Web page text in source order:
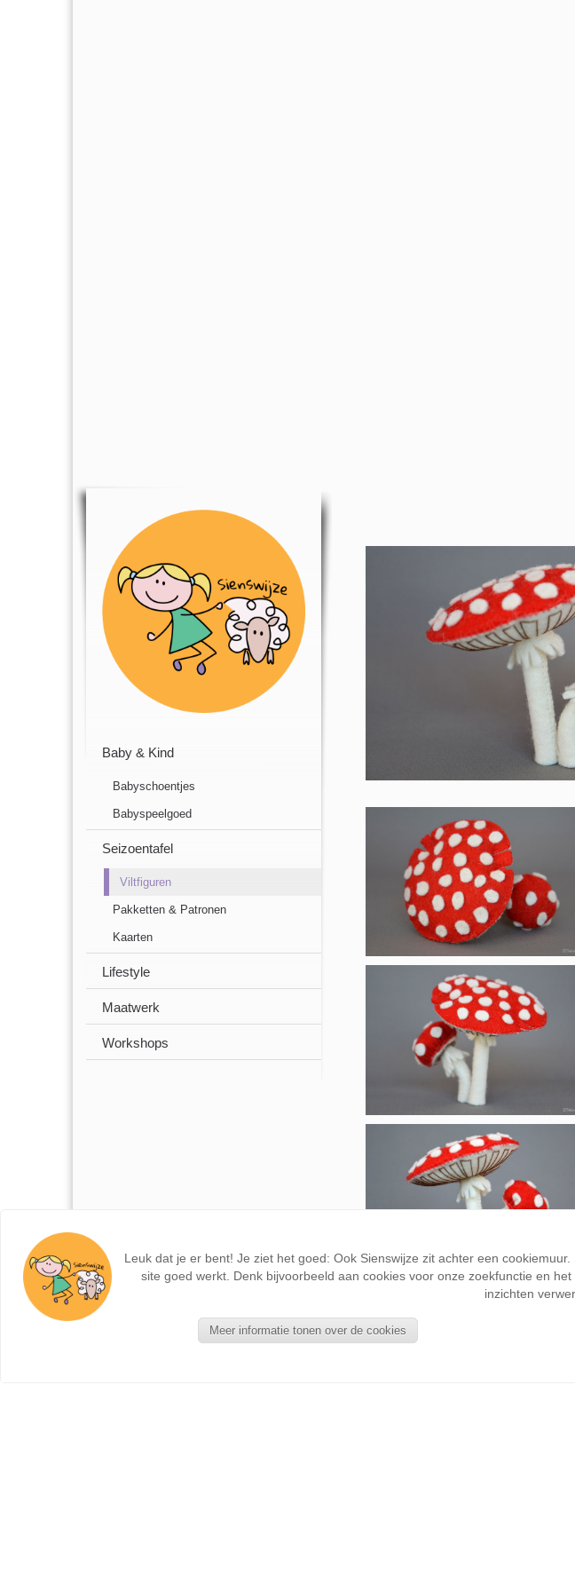
Baby & Kind
Babyschoentjes
Babyspeelgoed
Seizoentafel
Viltfiguren
Pakketten & Patronen
Kaarten
Lifestyle
Maatwerk
Workshops
Leuk dat je er bent! Je ziet het goed: Ook Sienswijze zit achter een
site goed werkt. Denk bijvoorbeeld aan cookies voor onze zoekfunctie en
inzichten
Meer informatie tonen over de cookies